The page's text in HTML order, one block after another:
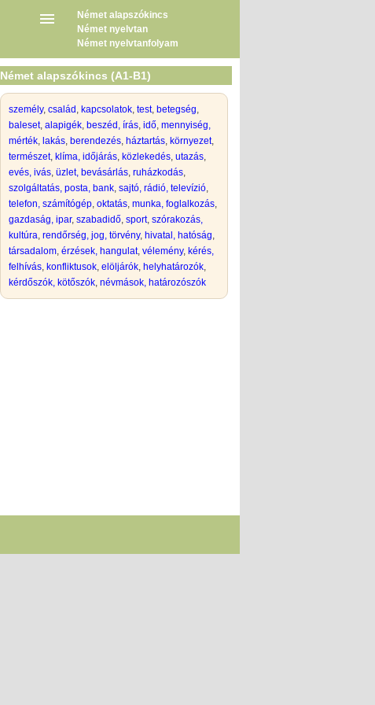
Német alapszókincs
Német nyelvtan
Német nyelvtanfolyam
Német alapszókincs (A1-B1)
személy, család , kapcsolatok, test, betegség,
baleset, alapigék, beszéd, írás, idő, mennyiség,
mérték, lakás, berendezés, háztartás, környezet,
természet, klíma, időjárás, közlekedés, utazás,
evés, ivás, üzlet, bevásárlás, ruházkodás,
szolgáltatás, posta, bank, sajtó, rádió, televízió,
telefon, számítógép, oktatás, munka, foglalkozás,
gazdaság, ipar, szabadidő, sport, szórakozás,
kultúra, rendőrség, jog, törvény, hivatal, hatóság,
társadalom, érzések, hangulat, vélemény, kérés,
felhívás, konfliktusok, elöljárók, helyhatározók,
kérdőszók, kötőszók, névmások, határozószók